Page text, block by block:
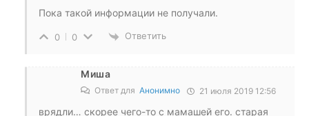
Пока такой информации не получали.
0 0 Ответить
Миша
Ответ для Анонимно 21 июля 2019 12:56
врядли… скорее чего-то с мамашей его. старая